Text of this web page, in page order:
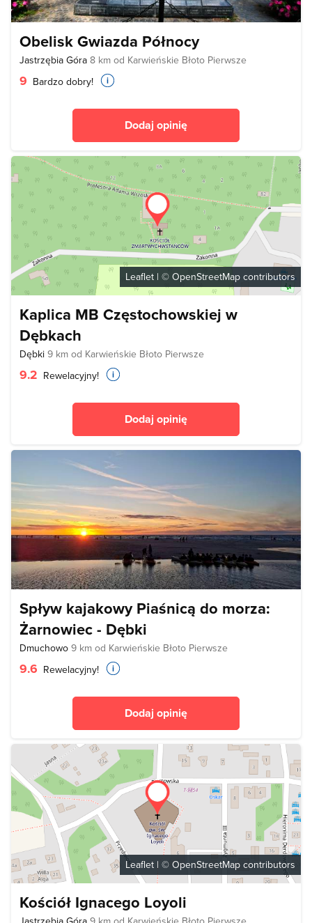
Obelisk Gwiazda Północy
Jastrzębia Góra 8 km od Karwieńskie Błoto Pierwsze
9 Bardzo dobry!
Dodaj opinię
Leaflet | © OpenStreetMap contributors
Kaplica MB Częstochowskiej w
Dębkach
Dębki 9 km od Karwieńskie Błoto Pierwsze
9.2 Rewelacyjny!
Dodaj opinię
Spływ kajakowy Piaśnicą do morza:
Żarnowiec - Dębki
Dmuchowo 9 km od Karwieńskie Błoto Pierwsze
9.6 Rewelacyjny!
Dodaj opinię
Leaflet | © OpenStreetMap contributors
Kościół Ignacego Loyoli